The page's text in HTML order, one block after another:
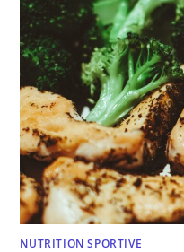
NUTRITION SPORTIVE